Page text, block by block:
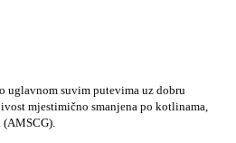
uglavnom suvim putevima uz dobru
mjestimično smanjena po kotlinama,